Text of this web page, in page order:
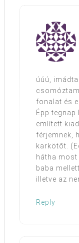
úúú,
fonalat és
Épp
említett
férjemnek,
karkötőt.
hátha
baba
illetve az
Reply